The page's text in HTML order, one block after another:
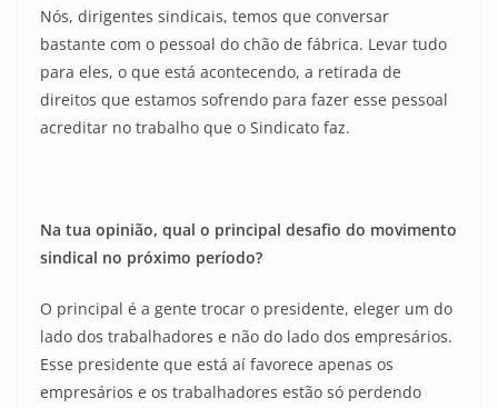
Nós, dirigentes sindicais, temos que conversar
bastante com o pessoal do chão de fábrica. Levar tudo
para eles, o que está acontecendo, a retirada de
direitos que estamos sofrendo para fazer esse pessoal
acreditar no trabalho que o Sindicato faz.
Na tua opinião, qual o principal desafio do movimento
sindical no próximo período?
O principal é a gente trocar o presidente, eleger um do
lado dos trabalhadores e não do lado dos empresários.
Esse presidente que está aí favorece apenas os
empresários e os trabalhadores estão só perdendo